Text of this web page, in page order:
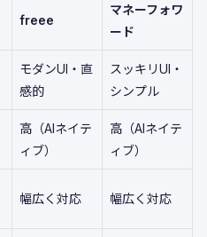
freee
マネーフォワ
ード
モダンUI・直
感的
スッキリUI・
シンプル
高（AIネイテ
ィブ）
高（AIネイテ
ィブ）
幅広く対応 幅広く対応